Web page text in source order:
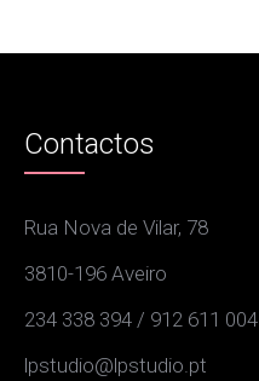
Contactos
Rua Nova de Vilar, 78
3810-196 Aveiro
234 338 394 / 912 611 004
lpstudio@lpstudio.pt